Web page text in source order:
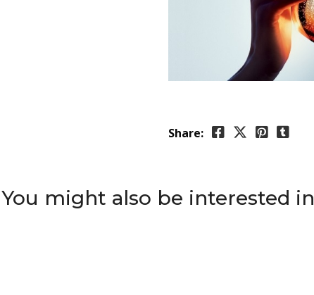
Share:
You might also be interested in